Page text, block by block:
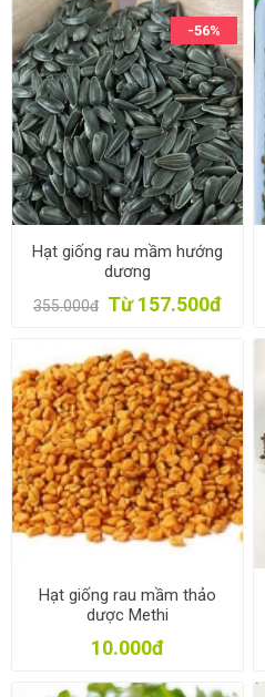
-56%
Hạt giống rau mầm hướng
dương
355.000đ Từ 157.500đ
Hạt giống rau mầm thảo
dược Methi
10.000đ